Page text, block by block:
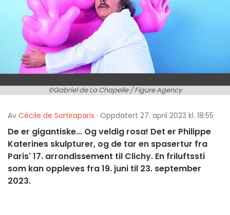
©Gabriel de La Chapelle / Figure Agency
Av Cécile de Sortiraparis · Oppdatert 27. april 2023 kl. 18:55
De er gigantiske... Og veldig rosa! Det er Philippe
Katerines skulpturer, og de tar en spasertur fra
Paris' 17. arrondissement til Clichy. En friluftssti
som kan oppleves fra 19. juni til 23. september
2023.